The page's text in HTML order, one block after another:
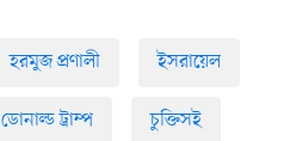
হরমুজ প্রণালী ইসরায়েল
ডোনাল্ড ট্রাম্প চুক্তিসই